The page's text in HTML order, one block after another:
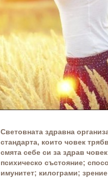
Световната здравна
стандарта, които човек
смята себе си за здрав
психическо състояние;
имунитет; килограми;